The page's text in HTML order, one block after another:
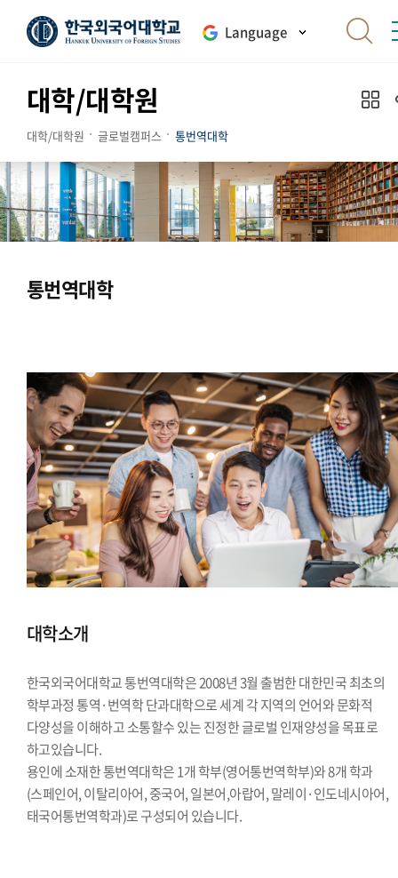
Language
대학/대학원
대학/대학원 글로벌캠퍼스 통번역대학
통번역대학
대학소개
한국외국어대학교 통번역대학은 2008년 3월 출범한 대한민국 최초의
학부과정 통역·번역학 단과대학으로 세계 각 지역의 언어와 문화적
다양성을 이해하고 소통할수 있는 진정한 글로벌 인재양성을 목표로
하고있습니다.
용인에 소재한 통번역대학은 1개 학부(영어통번역학부)와 8개 학과
(스페인어, 이탈리아어, 중국어, 일본어,아랍어, 말레이·인도네시아어,
태국어통번역학과)로 구성되어 있습니다.